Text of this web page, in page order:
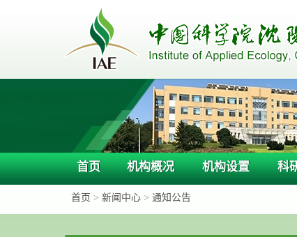
首页 机构概况 机构设置 科
首页 > 新闻中心 > 通知公告